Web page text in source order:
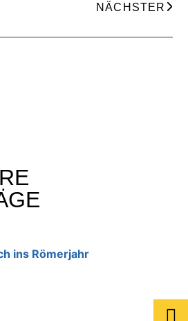
NÄCHSTER